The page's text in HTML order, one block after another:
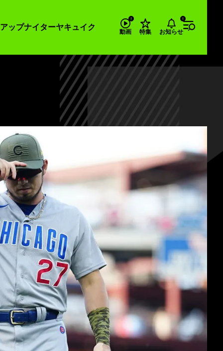
ップナイターヤキュイク
動画 特集 お知らせ